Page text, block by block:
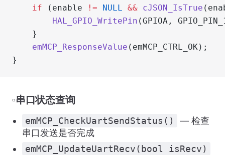
    if
(enable != NULL && cJSON_IsTrue
        HAL_GPIO_WritePin
(GPIOA,
    }
    emMCP_ResponseValue
(emMCP_CTRL_OK);
}
▫️串口状态查询
emMCP_CheckUartSendStatus()
— 检查
串口发送是否完成
emMCP_UpdateUartRecv(bool isRecv)